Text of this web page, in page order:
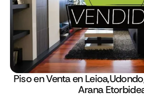
Piso en Venta en
Arana